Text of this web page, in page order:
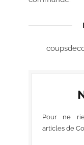
Pour ne
articles de